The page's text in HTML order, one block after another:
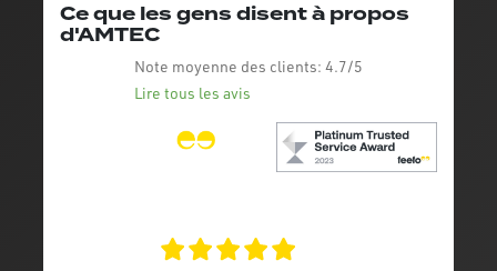
Ce que les gens disent à propos
d'AMTEC
Note moyenne des clients: 4.7/5
Lire tous les avis